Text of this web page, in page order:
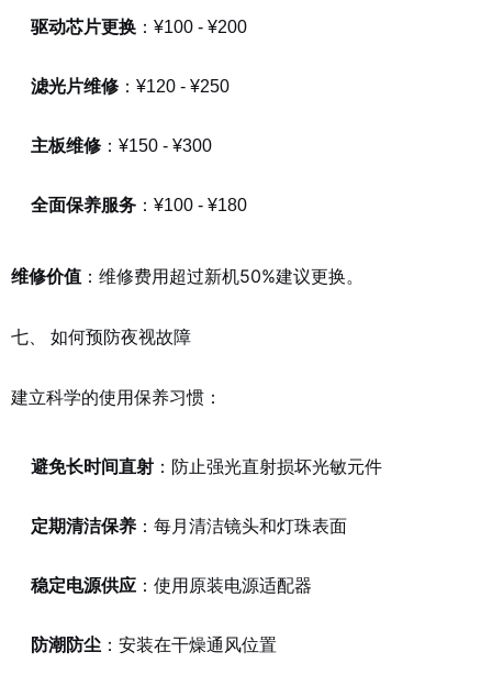
驱动芯片更换 ：¥100 - ¥200
滤光片维修 ：¥120 - ¥250
主板维修 ：¥150 - ¥300
全面保养服务 ：¥100 - ¥180
维修价值 ：维修费用超过新机50%建议更换。
七、 如何预防夜视故障
建立科学的使用保养习惯：
避免长时间直射 ：防止强光直射损坏光敏元件
定期清洁保养 ：每月清洁镜头和灯珠表面
稳定电源供应 ：使用原装电源适配器
防潮防尘 ：安装在干燥通风位置